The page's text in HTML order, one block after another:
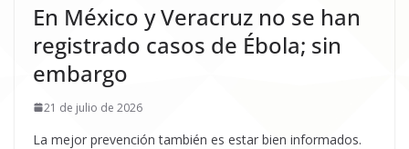
En México y Veracruz no se han
registrado casos de Ébola; sin
embargo
21 de julio de 2026
La mejor prevención también es estar bien informados.